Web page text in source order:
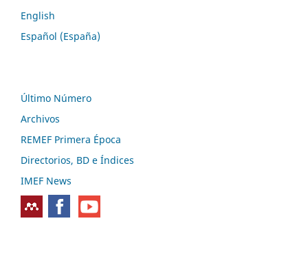
English
Español (España)
Último Número
Archivos
REMEF Primera Época
Directorios, BD e Índices
IMEF News